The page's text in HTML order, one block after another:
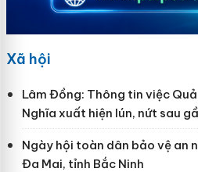
Xã hội
Lâm Đồng: Thông tin việc
Nghĩa xuất hiện lún, nứt sau
Ngày hội toàn dân bảo vệ an
Đa Mai, tỉnh Bắc Ninh